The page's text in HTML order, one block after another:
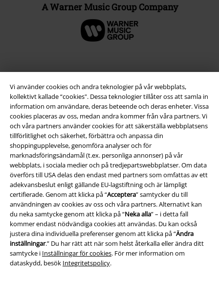
Vi använder cookies och andra teknologier på vår webbplats,
kollektivt kallade “cookies". Dessa teknologier tillåter oss att samla in
information om användare, deras beteende och deras enheter. Vissa
cookies placeras av oss, medan andra kommer från våra partners. Vi
och våra partners använder cookies för att säkerställa webbplatsens
tillförlitlighet och säkerhet, förbättra och anpassa din
shoppingupplevelse, genomföra analyser och för
marknadsföringsändamål (t.ex. personliga annonser) på vår
webbplats, i sociala medier och på tredjepartswebbplatser. Om data
överförs till USA delas den endast med partners som omfattas av ett
adekvansbeslut enligt gällande EU-lagstiftning och är lämpligt
certifierade. Genom att klicka på “Acceptera” samtycker du till
användningen av cookies av oss och våra partners. Alternativt kan
du neka samtycke genom att klicka på “Neka alla” – i detta fall
kommer endast nödvändiga cookies att användas. Du kan också
justera dina individuella preferenser genom att klicka på “Ändra
inställningar.” Du har rätt att när som helst återkalla eller ändra ditt
samtycke i Inställningar för cookies. För mer information om
dataskydd, besök Integritetspolicy.
A Warner Music Group Company
Juridisk information/Villkor
Villkor
Om oss
Ladda ner villkoren
Avfallshantering och miljöskydd
Försäkran om överensstämmelse